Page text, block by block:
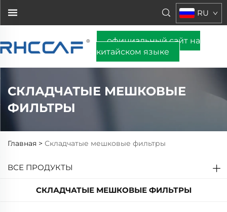
RU
официальный сайт на
китайском языке
СКЛАДЧАТЫЕ МЕШКОВЫЕ
ФИЛЬТРЫ
Главная > Складчатые мешковые фильтры
ВСЕ ПРОДУКТЫ
СКЛАДЧАТЫЕ МЕШКОВЫЕ ФИЛЬТРЫ